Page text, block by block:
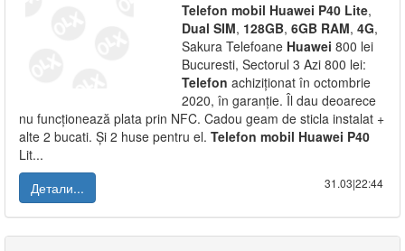
Telefon mobil Huawei P40 Lite,
Dual SIM, 128GB, 6GB RAM, 4G,
Sakura Telefoane Huawei 800 lei
Bucuresti, Sectorul 3 Azi 800 lei:
Telefon achiziționat în octombrie
2020, în garanție. Îl dau deoarece
nu funcționează plata prin NFC. Cadou geam de sticla instalat +
alte 2 bucati. Și 2 huse pentru el. Telefon mobil Huawei P40
Lit...
Детали...
31.03|22:44